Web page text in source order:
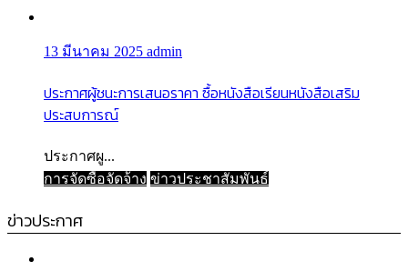
13 มีนาคม 2025 admin
ประกาศผู้ชนะการเสนอราคา ซื้อหนังสือเรียนหนังสือเสริม
ประสบการณ์
ประกาศผู...
การจัดซื้อจัดจ้าง ข่าวประชาสัมพันธ์
ข่าวประกาศ